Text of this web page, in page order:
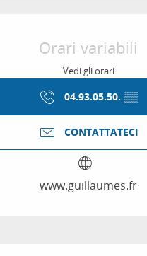
Orari variabili
Vedi gli orari
04.93.05.50. ▒▒
CONTATTATECI
www.guillaumes.fr